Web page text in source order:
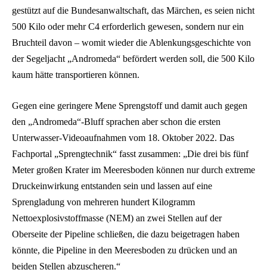
gestützt auf die Bundesanwaltschaft, das Märchen, es seien nicht
500 Kilo oder mehr C4 erforderlich gewesen, sondern nur ein
Bruchteil davon – womit wieder die Ablenkungsgeschichte von
der Segeljacht „Andromeda“ befördert werden soll, die 500 Kilo
kaum hätte transportieren können.
Gegen eine geringere Mene Sprengstoff und damit auch gegen
den „Andromeda“-Bluff sprachen aber schon die ersten
Unterwasser-Videoaufnahmen vom 18. Oktober 2022. Das
Fachportal „Sprengtechnik“ fasst zusammen: „Die drei bis fünf
Meter großen Krater im Meeresboden können nur durch extreme
Druckeinwirkung entstanden sein und lassen auf eine
Sprengladung von mehreren hundert Kilogramm
Nettoexplosivstoffmasse (NEM) an zwei Stellen auf der
Oberseite der Pipeline schließen, die dazu beigetragen haben
könnte, die Pipeline in den Meeresboden zu drücken und an
beiden Stellen abzuscheren.“